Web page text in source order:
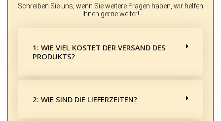
Schreiben Sie uns, wenn Sie weitere Fragen haben, wir helfen
Ihnen gerne weiter!
1: WIE VIEL KOSTET DER VERSAND DES
PRODUKTS?
2: WIE SIND DIE LIEFERZEITEN?